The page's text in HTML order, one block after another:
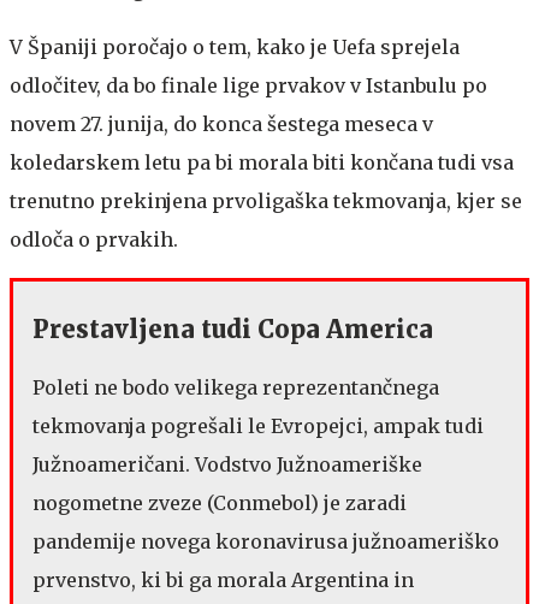
V Španiji poročajo o tem, kako je Uefa sprejela
odločitev, da bo finale lige prvakov v Istanbulu po
novem 27. junija, do konca šestega meseca v
koledarskem letu pa bi morala biti končana tudi vsa
trenutno prekinjena prvoligaška tekmovanja, kjer se
odloča o prvakih.
Prestavljena tudi Copa America
Poleti ne bodo velikega reprezentančnega
tekmovanja pogrešali le Evropejci, ampak tudi
Južnoameričani. Vodstvo Južnoameriške
nogometne zveze (Conmebol) je zaradi
pandemije novega koronavirusa južnoameriško
prvenstvo, ki bi ga morala Argentina in